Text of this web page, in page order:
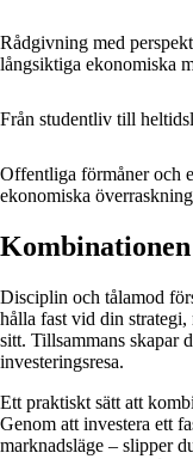
Rådgivning med
långsiktiga ekonomiska
Från studentliv till
Offentliga förmåner och
ekonomiska
Disciplin och tålamod
hålla fast vid din strategi,
sitt. Tillsammans skapar
investeringsresa.
Ett praktiskt sätt att
Genom att investera ett
marknadsläge – slipper